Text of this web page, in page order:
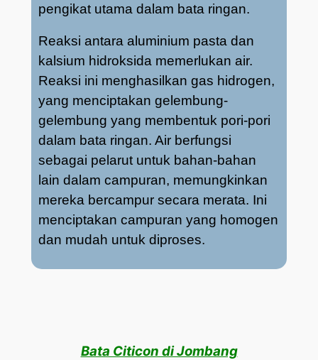
pengikat utama dalam bata ringan.
Reaksi antara aluminium pasta dan
kalsium hidroksida memerlukan air.
Reaksi ini menghasilkan gas hidrogen,
yang menciptakan gelembung-
gelembung yang membentuk pori-pori
dalam bata ringan. Air berfungsi
sebagai pelarut untuk bahan-bahan
lain dalam campuran, memungkinkan
mereka bercampur secara merata. Ini
menciptakan campuran yang homogen
dan mudah untuk diproses.
Bata Citicon di Jombang